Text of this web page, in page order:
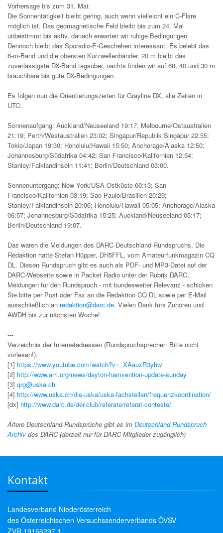
Vorhersage bis zum 31. Mai:
Die Sonnentätigkeit bleibt gering, auch wenn vielleicht ein C-Flare
möglich ist. Das geomagnetische Feld bleibt bis zum 24. Mai
unbestimmt bis aktiv, danach erwarten wir ruhige Bedingungen.
Dennoch bleibt das Sporadic-E-Geschehen interessant. Es belebt das
6-m-Band und die obersten Kurzwellenbänder. 20 m bleibt das
zuverlässigste DX-Band tagsüber, nachts finden wir auf 60, 40 und 30 m
brauchbare bis gute DX-Bedingungen.
Es folgen nun die Orientierungszeiten für Grayline DX, alle Zeiten in
UTC:
Sonnenaufgang: Auckland/Neuseeland 19:17; Melbourne/Ostaustralien
21:19; Perth/Westaustralien 23:02; Singapur/Republik Singapur 22:55;
Tokio/Japan 19:30; Honolulu/Hawaii 15:50; Anchorage/Alaska 12:50;
Johannesburg/Südafrika 04:42; San Francisco/Kalifornien 12:54;
Stanley/Falklandinseln 11:41; Berlin/Deutschland 03:00.
Sonnenuntergang: New York/USA-Ostküste 00:13; San
Francisco/Kalifornien 03:19; Sao Paulo/Brasilien 20:29;
Stanley/Falklandinseln 20:06; Honolulu/Hawaii 05:05; Anchorage/Alaska
06:57; Johannesburg/Südafrika 15:25; Auckland/Neuseeland 05:17;
Berlin/Deutschland 19:07.
Das waren die Meldungen des DARC-Deutschland-Rundspruchs. Die
Redaktion hatte Stefan Hüpper, DH5FFL, vom Amateurfunkmagazin CQ
DL. Diesen Rundspruch gibt es auch als PDF- und MP3-Datei auf der
DARC-Webseite sowie in Packet Radio unter der Rubrik DARC.
Meldungen für den Rundspruch - mit bundesweiter Relevanz - schicken
Sie bitte per Post oder Fax an die Redaktion CQ DL sowie per E-Mail
ausschließlich an redaktion@darc.de. Vielen Dank fürs Zuhören und
AWDH bis zur nächsten Woche!
---
Verzeichnis der Internetadressen (Rundspruchsprecher: Bitte nicht
vorlesen!):
[1] https://www.youtube.com/watch?v=_XAauxR3yhw
[2] http://www.arrl.org/news/dayton-hamvention-update-sunday
[3] qrg@uska.ch
[4] http://www.uska.ch/die-uska/uska-fachstellen/frequenzkoordination/
[dx] http://www.darc.de/der-club/referate/referat-conteste/
Ältere Deutschland-Rundsprüche gibt es im Deutschland-Rundspruch
Archiv des DARC (derzeit nur für DARC Mitglieder zugänglich)
Kontakt
Landesverband Niederösterreich
des Österreichischen Versuchssenderverbands ÖVSV
ZVR 19166297 1